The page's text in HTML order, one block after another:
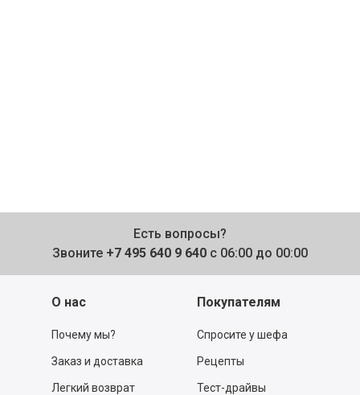
Есть вопросы?
Звоните +7 495 640 9 640 с 06:00 до 00:00
О нас
Почему мы?
Заказ и доставка
Легкий возврат
Покупателям
Спросите у шефа
Рецепты
Тест-драйвы